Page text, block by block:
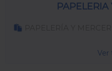
PAPELERIA
Ver